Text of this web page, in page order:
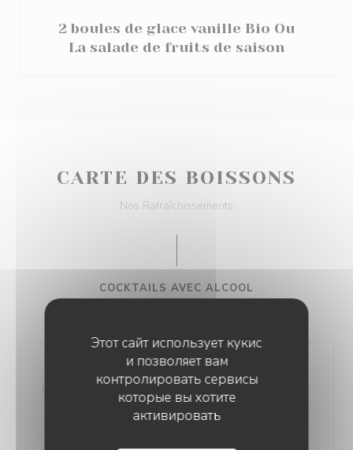
Этот сайт использует кукис
и позволяет вам
контролировать сервисы
которые вы хотите
активировать
2 boules de glace vanille Bio Ou
La salade de fruits de saison
CARTE DES BOISSONS
Nos Rafraîchissements
COCKTAILS AVEC ALCOOL
Havana 5 cl, Citron Vert, Sucre de Canne, Cassonade,
Menthe Fraîche, Glace Pilée, Eau Gazeuse